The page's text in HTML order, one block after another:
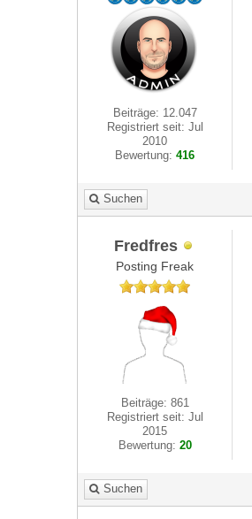
Beiträge: 12.047
Registriert seit: Jul
2010
Bewertung:416
Suchen
Fredfres
Posting Freak
Beiträge: 861
Registriert seit: Jul
2015
Bewertung: 20
Suchen